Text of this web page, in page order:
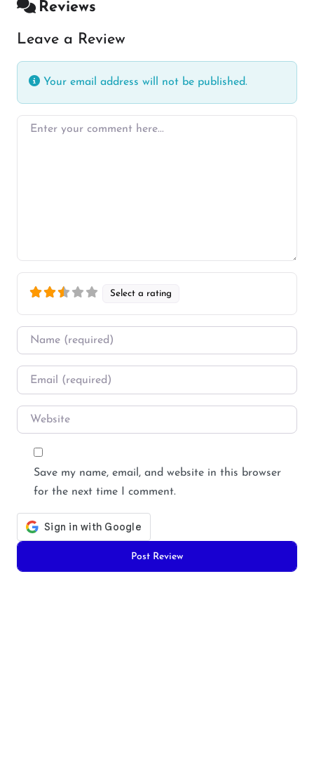
Reviews
Leave a Review
Your email address will not be published.
Enter your comment here…
Select a rating
Name
Email
Website
Save my name, email, and website in this browser
for the next time I comment.